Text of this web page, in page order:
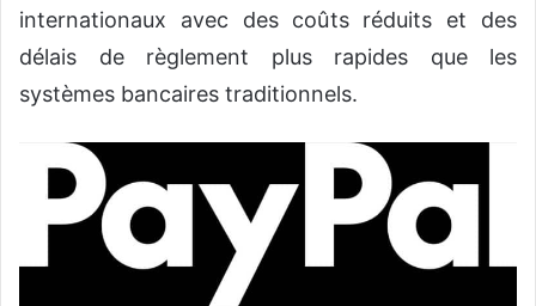
internationaux avec des coûts réduits et des
délais de règlement plus rapides que les
systèmes bancaires traditionnels.